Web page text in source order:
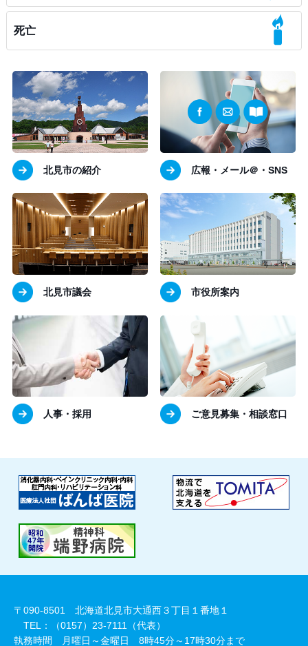
死亡
北見市の紹介 広報・メール＠・SNS
北見市議会 市役所案内
人事・採用 ご意見募集・相談窓口
〒090-8501 北海道北見市大通西３丁目１番地１
TEL：（0157）23-7111（代表）
執務時間 月曜日～金曜日 8時45分～17時30分まで